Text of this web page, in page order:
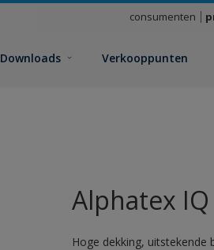
consumenten
Downloads Verkooppunten
Alphatex IQ
Hoge dekking, uitstekende